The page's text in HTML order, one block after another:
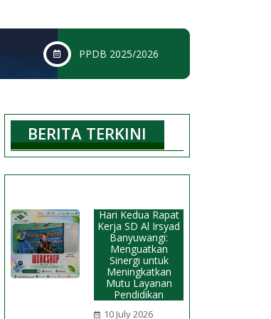
PPDB 2025/2026
BERITA TERKINI
Hari Kedua Rapat
Kerja SD Al Irsyad
Banyuwangi:
Menguatkan
Sinergi untuk
Meningkatkan
Mutu Layanan
Pendidikan
10 July 2026